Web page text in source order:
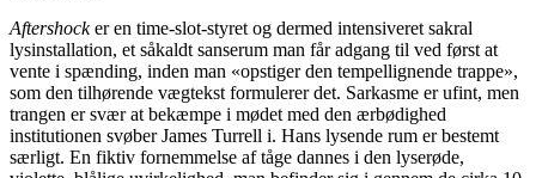
Aftershocker en time-slot-styret og dermed intensiveret sakral
lysinstallation, et såkaldt sanserum man får adgang til ved først at
vente i spænding, inden man «opstiger den tempellignende trappe»,
som den tilhørende vægtekst formulerer det. Sarkasme er ufint, men
trangen er svær at bekæmpe i mødet med den ærbødighed
institutionen svøber James Turrell i. Hans lysende rum er bestemt
særligt. En fiktiv fornemmelse af tåge dannes i den lyserøde,